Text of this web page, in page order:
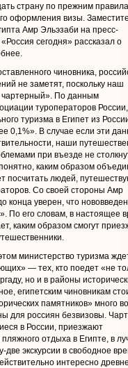
страну по прежним
оформления визы.
Амр Эльэзаби на пресс-
сегодня» рассказал о
.
чиновника,
не заметят, поскольку наш
По данным
туроператоров России,
туризма в Египет из
0,1%». В случае если эти
наши
при въезде не
каким образом
посчитать людей,
Со своей стороны Амр
конца уверен, что
По его словам, в настоящее
каким образом смогут
министерство туризма
— тех, кто поедет «не
но и в районы
египетским чиновникам
памятников» много
для россиян безвизовы.
в России, приезжают
отдыха в Египте, в
две экскурсии в свободное
интересно